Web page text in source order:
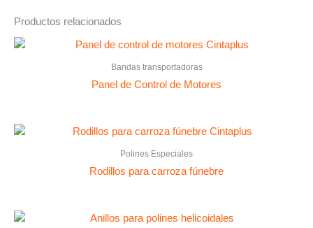
Productos relacionados
Bandas transportadoras
Panel de Control de Motores
Polines Especiales
Rodillos para carroza fúnebre